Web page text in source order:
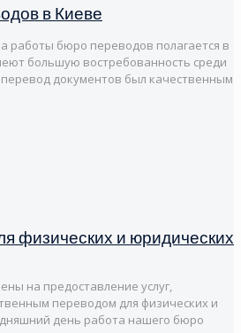
в Киеве
работы бюро переводов полагается в
большую востребованность среди
документов был качественным
физических и юридических
на предоставление услуг,
переводом для физических и
день работа нашего бюро